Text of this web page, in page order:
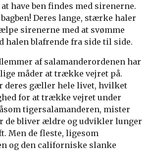
have ben findes med sirenerne.
Deres lange, stærke haler
sirenerne med at svømme
halen blafrende fra side til side.
af salamanderordenen har
måder at trække vejret på.
deres gæller hele livet, hvilket
for at trække vejret under
tigersalamanderen, mister
de bliver ældre og udvikler lunger
Men de fleste, ligesom
og den californiske slanke